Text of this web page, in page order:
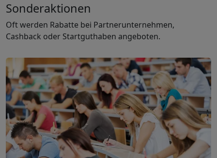
Sonderaktionen
Oft werden Rabatte bei Partnerunternehmen,
Cashback oder Startguthaben angeboten.